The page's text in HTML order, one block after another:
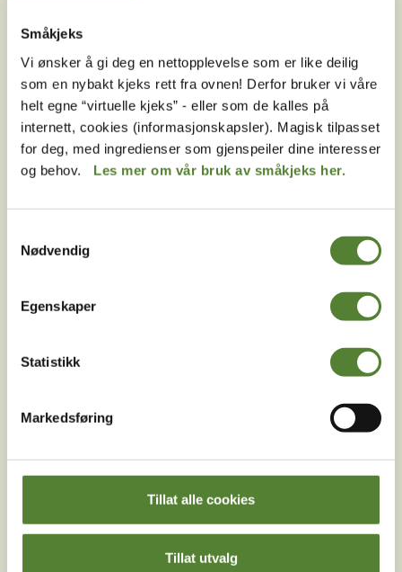
Småkjeks
Vi ønsker å gi deg en nettopplevelse som er like deilig
som en nybakt kjeks rett fra ovnen! Derfor bruker vi våre
helt egne “virtuelle kjeks” - eller som de kalles på
internett, cookies (informasjonskapsler). Magisk tilpasset
for deg, med ingredienser som gjenspeiler dine interesser
og behov. Les mer om vår bruk av småkjeks her.
Nødvendig
Egenskaper
Statistikk
Markedsføring
Tillat alle cookies
Tillat utvalg
Jeg har årskort i Dyreparken, hvordan registrerer
jeg gratis parkering?
Har dere ledsagerordning på årskort i Dyreparken?
Hva er bruksperiode på årskort i Dyreparken?
Har Dyreparken rabatterte årskort til
funksjonsnedsatte?
Kan jeg oppgradere en dagsbillett i Dyreparken til
Har dere studentpris på årskort i Dyreparken?
Må barn under 3 år ha eget årskort i Dyreparken?
Jeg har mistet det fysiske årskortet mitt, hva gjør